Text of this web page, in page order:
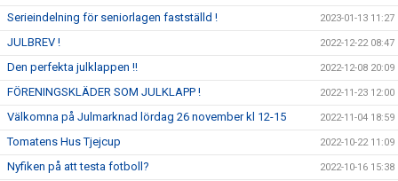
Serieindelning för seniorlagen fastställd ! 2023-01-13 11:27
JULBREV ! 2022-12-22 08:47
Den perfekta julklappen !! 2022-12-08 20:09
FÖRENINGSKLÄDER SOM JULKLAPP ! 2022-11-23 12:00
Välkomna på Julmarknad lördag 26 november kl 12-15 2022-11-04 18:59
Tomatens Hus Tjejcup 2022-10-22 11:09
Nyfiken på att testa fotboll? 2022-10-16 15:38